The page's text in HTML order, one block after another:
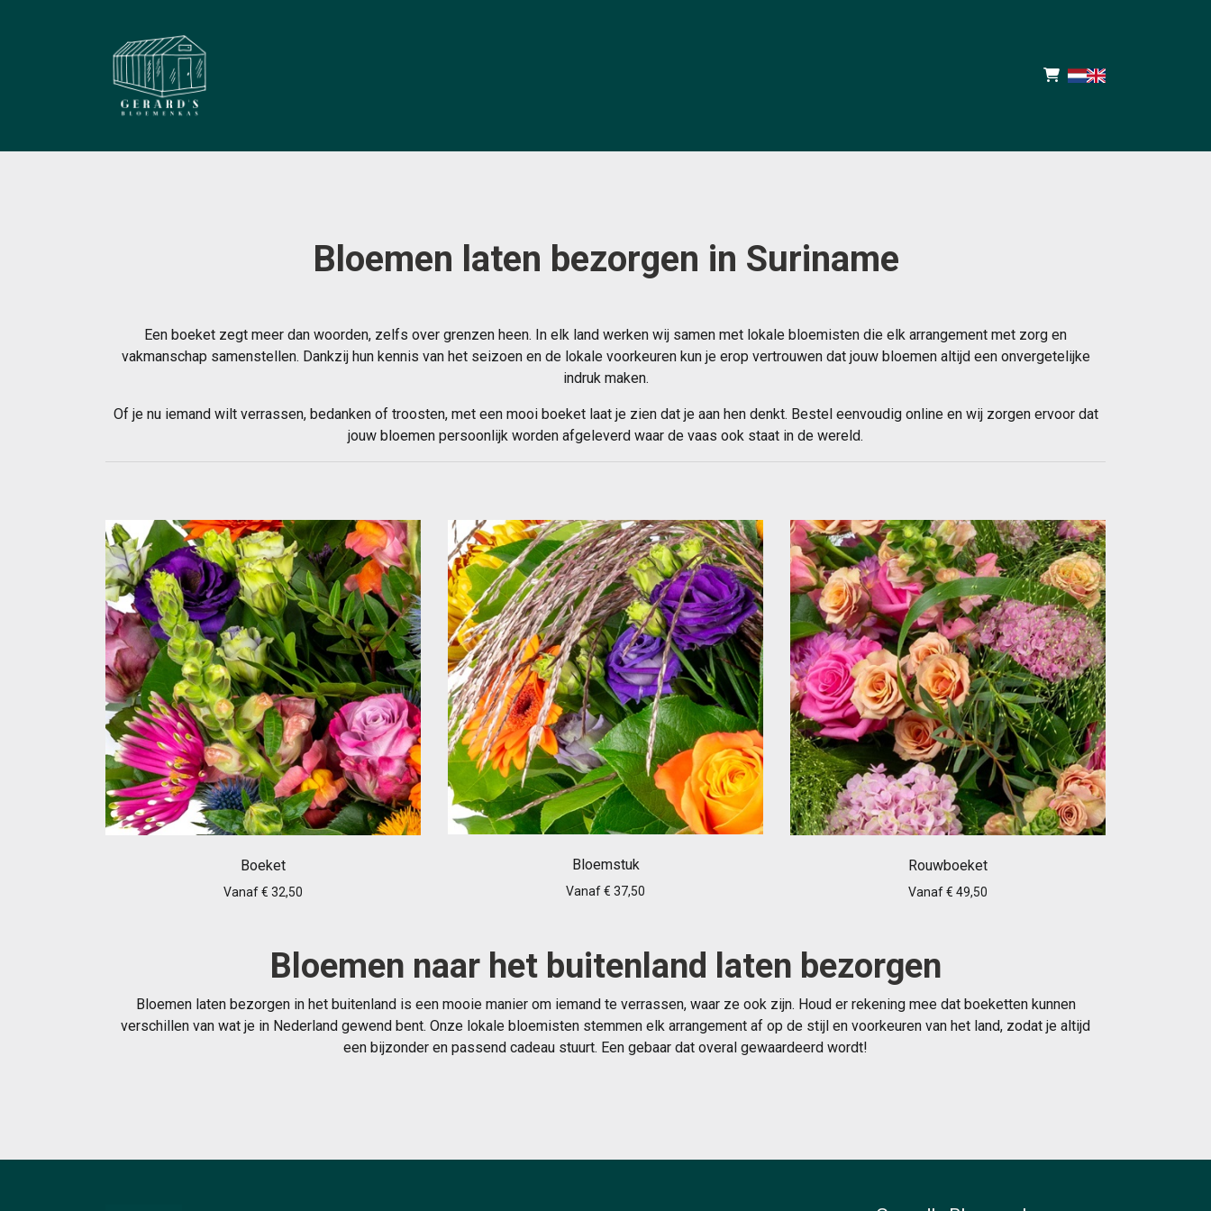
Bloemen laten bezorgen in Suriname
Een boeket zegt meer dan woorden, zelfs over grenzen heen. In elk land werken wij samen met lokale bloemisten die elk arrangement met zorg en
vakmanschap samenstellen. Dankzij hun kennis van het seizoen en de lokale voorkeuren kun je erop vertrouwen dat jouw bloemen altijd een onvergetelijke
indruk maken.
Of je nu iemand wilt verrassen, bedanken of troosten, met een mooi boeket laat je zien dat je aan hen denkt. Bestel eenvoudig online en wij zorgen ervoor dat
jouw bloemen persoonlijk worden afgeleverd waar de vaas ook staat in de wereld.
Boeket
Vanaf € 32,50
Bloemstuk
Vanaf € 37,50
Rouwboeket
Vanaf € 49,50
Bloemen naar het buitenland laten bezorgen
Bloemen laten bezorgen in het buitenland is een mooie manier om iemand te verrassen, waar ze ook zijn. Houd er rekening mee dat boeketten kunnen
verschillen van wat je in Nederland gewend bent. Onze lokale bloemisten stemmen elk arrangement af op de stijl en voorkeuren van het land, zodat je altijd
een bijzonder en passend cadeau stuurt. Een gebaar dat overal gewaardeerd wordt!